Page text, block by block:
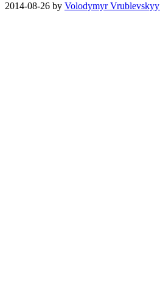
2014-08-26 by Volodymyr Vrublevskyy